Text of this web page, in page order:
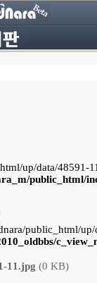
up/data/48591-
public_html/
public_html/
11.jpg (0 KB)